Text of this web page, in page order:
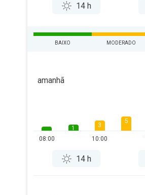
14 h
BAIXO MODERADO
amanhã
08:00
1
3
10:00
5
14 h